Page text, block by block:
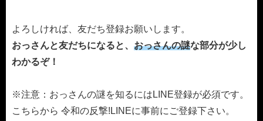
よろしければ、友だち登録お願いします。
おっさんと友だちになると、 おっさんの謎な部分が少し
わかるぞ！
※注意：おっさんの謎を知るにはLINE登録が必須です。
こちらから 令和の反撃!LINEに事前にご登録下さい。